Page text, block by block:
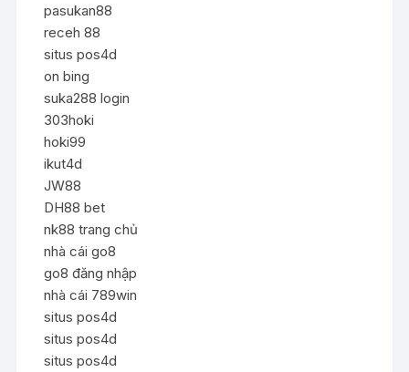
pasukan88
receh 88
situs pos4d
on bing
suka288 login
303hoki
hoki99
ikut4d
JW88
DH88 bet
nk88 trang chủ
nhà cái go8
go8 đăng nhập
nhà cái 789win
situs pos4d
situs pos4d
situs pos4d